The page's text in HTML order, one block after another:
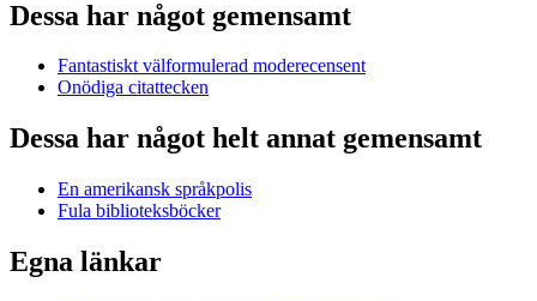
Dessa har något gemensamt
Fantastiskt välformulerad moderecensent
Onödiga citattecken
Dessa har något helt annat gemensamt
En amerikansk språkpolis
Fula biblioteksböcker
Egna länkar